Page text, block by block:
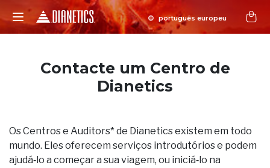
Contacte um Centro de
Dianetics
Os Centros e Auditors* de Dianetics existem em todo
mundo. Eles oferecem serviços introdutórios e podem
ajudá‑lo a começar a sua viagem, ou iniciá‑lo na